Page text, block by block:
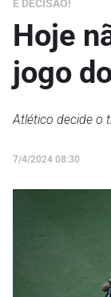
É DECISÃO!
Hoje
jogo
Atlético decide o
7/4/2024 08:30